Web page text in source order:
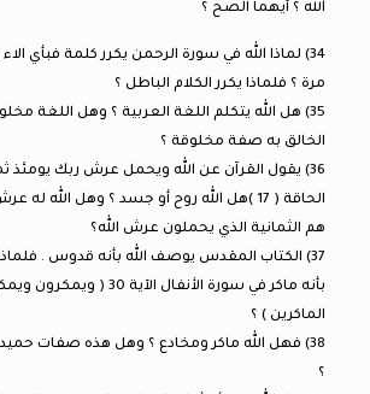
الله ؟ أيهما الصح ؟
مرة ؟ فلماذا يكرر الكلام الباطل ؟
35) هل الله يتكلم اللغة العربية ؟ وهل اللغة
الخالق به صفة مخلوقة ؟
36) يقول القرآن عن الله ويحمل عرش ربك يومئذ
الحاقة ( 17 )هل الله روح أو جسد ؟ وهل الله
هم الثمانية الذي يحملون عرش الله؟
37) الكتاب المقدس يوصف الله بأنه قدوس .
بأنه ماكر في سورة الأنفال الآية
الماكرين ) ؟
38) فهل الله ماكر ومخادع ؟ وهل هذه صفات
؟